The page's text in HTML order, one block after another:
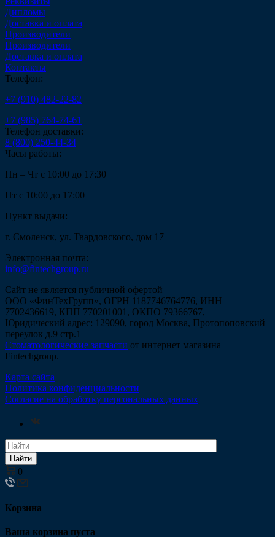
Дипломы
Доставка и оплата
Производители
Производители
Доставка и оплата
Контакты
Телефон:
+7 (910) 482-22-82
+7 (985) 764-74-61
Телефон доставки:
8 (800) 250-44-34
Часы работы:
Пн – Чт с 10:00 до 17:30
Пт с 10:00 до 17:00
Пункт выдачи:
г. Смоленск, ул. Твардовского, дом 17
Электронная почта:
info@fintechgroup.ru
Сайт не является публичной офертой
ООО «ФинТехГрупп», ОГРН 1187746764776, ИНН
7702436619, КПП 770201001, ОКПО 79366767,
Юридический адрес: 129090, город Москва, Протопоповский
переулок д.9 стр.1
Стоматологические запчасти от интернет магазина
Fintechgroup.
Карта сайта
Политика конфиденциальности
Согласие на обработку персональных данных
Найти
0
Корзина
Ваша корзина пуста